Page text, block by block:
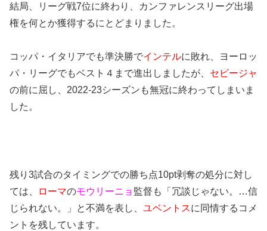
結局、リーグ戦7位に終わり、カンファレンスリーグ出場
権を何とか獲得するにとどまりました。
コッパ・イタリアでも準決勝でインテルに敗れ、ヨーロッ
パ・リーグでもベスト４まで進出しましたが、 セビージャ
の前に屈し、2022-23シーズンも無冠に終わってしまいま
した。
残り3試合のタイミングでの勝ち点10pt剥奪の処分に対し
ては、
ローマのモウリーニョ 監督も「冗談じゃない。…信
じられない。」と不満を表し、 ユベントスに同情するコメ
ントを残しています。